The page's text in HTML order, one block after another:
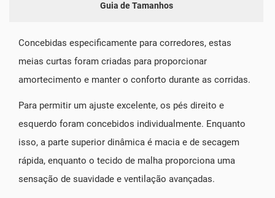
Guia de Tamanhos
Concebidas especificamente para corredores, estas
meias curtas foram criadas para proporcionar
amortecimento e manter o conforto durante as corridas.
Para permitir um ajuste excelente, os pés direito e
esquerdo foram concebidos individualmente. Enquanto
isso, a parte superior dinâmica é macia e de secagem
rápida, enquanto o tecido de malha proporciona uma
sensação de suavidade e ventilação avançadas.